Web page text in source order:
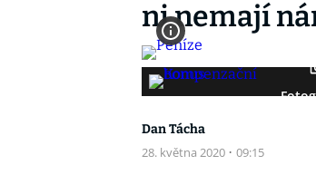
ni nemají
Dan Tácha
28. května 2020 · 09:15